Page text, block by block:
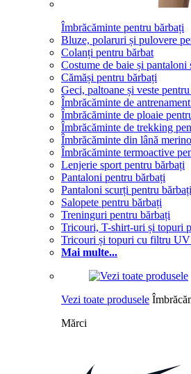
Îmbrăcăminte pentru bărbați
Bluze, polaruri și pulovere
Colanți pentru bărbat
Costume de baie și pantaloni
Cămăși pentru bărbați
Geci, paltoane și veste
Îmbrăcăminte de
Îmbrăcăminte de ploaie
Îmbrăcăminte de trekking
Îmbrăcăminte din lână
Îmbrăcăminte termoactive
Lenjerie sport pentru bărbați
Pantaloni pentru bărbați
Pantaloni scurți pentru bărbați
Salopete pentru bărbați
Treninguri pentru bărbați
Tricouri, T-shirt-uri și topuri
Tricouri și topuri cu filtru UV
Mai multe...
Vezi toate produsele
Mărci